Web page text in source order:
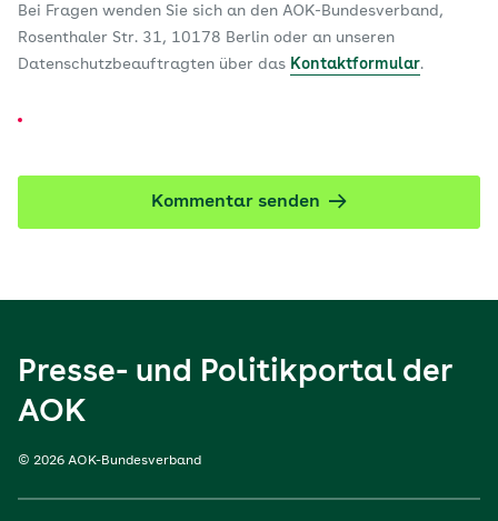
Bei Fragen wenden Sie sich an den AOK-Bundesverband,
Rosenthaler Str. 31, 10178 Berlin oder an unseren
Datenschutzbeauftragten über das Kontaktformular.
Kommentar senden
Presse- und Politikportal der
AOK
© 2026 AOK-Bundesverband